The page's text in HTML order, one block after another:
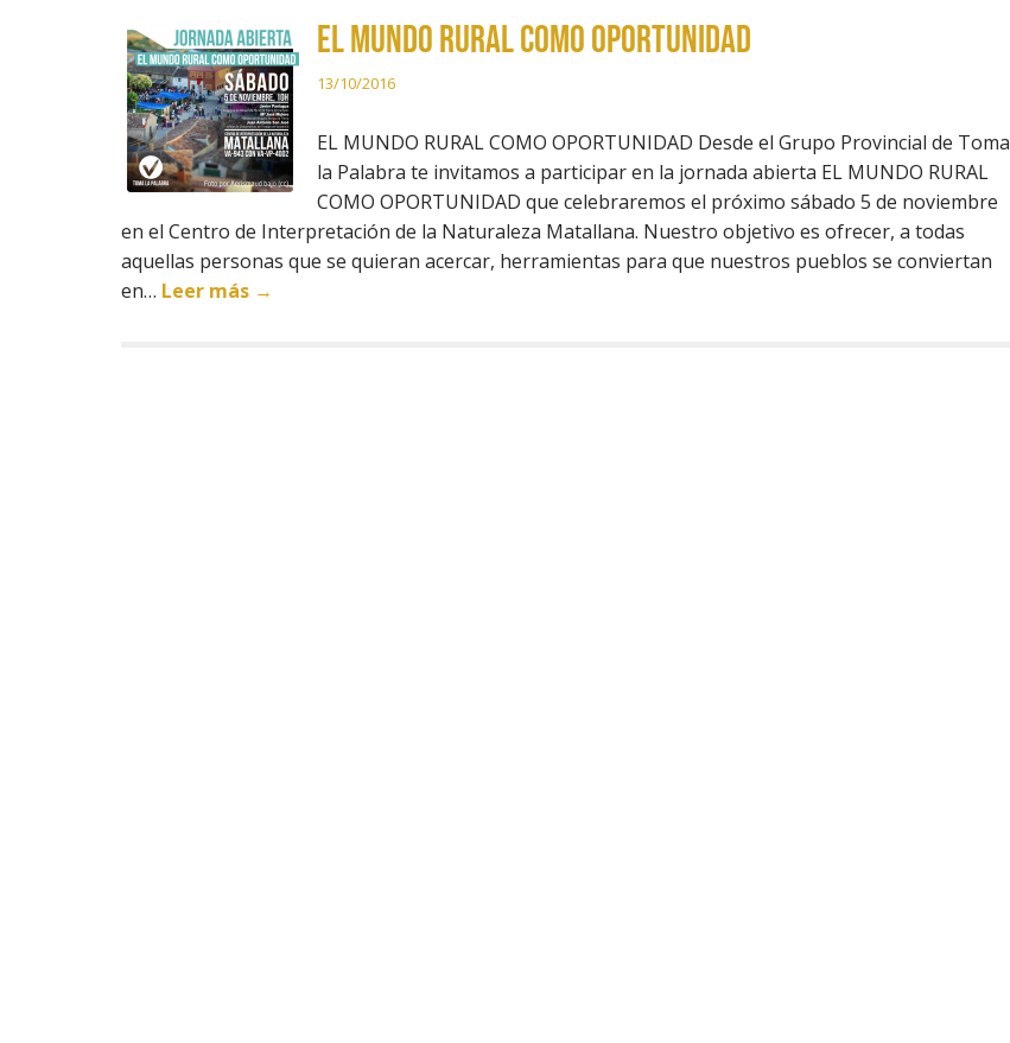
El mundo rural como oportunidad
13/10/2016
EL MUNDO RURAL COMO OPORTUNIDAD Desde el Grupo Provincial de Toma
la Palabra te invitamos a participar en la jornada abierta EL MUNDO RURAL
COMO OPORTUNIDAD que celebraremos el próximo sábado 5 de noviembre
en el Centro de Interpretación de la Naturaleza Matallana. Nuestro objetivo es ofrecer, a todas
aquellas personas que se quieran acercar, herramientas para que nuestros pueblos se conviertan
en… Leer más →